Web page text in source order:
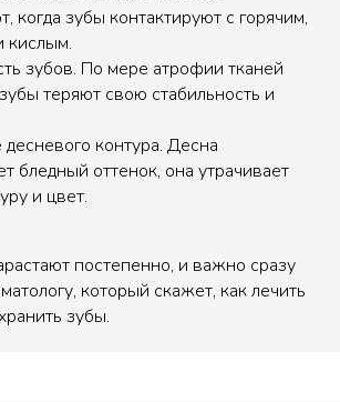
когда зубы контактируют с горячим,
кислым.
зубов. По мере атрофии тканей
теряют свою стабильность и
контура. Десна
бледный оттенок, она утрачивает
и цвет.
постепенно, и важно сразу
который скажет, как лечить
зубы.